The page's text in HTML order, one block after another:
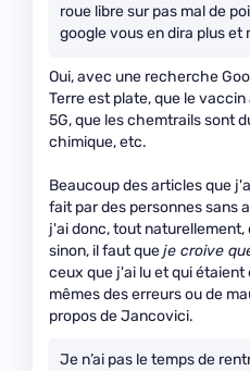
roue libre sur pas mal de
google vous en dira plus et
Oui, avec une recherche
Terre est plate, que le
5G, que les chemtrails sont
chimique, etc.
Beaucoup des articles que
fait par des personnes sans
j'ai donc, tout
sinon, il faut queje croive
ceux que j'ai lu et qui
mêmes des erreurs ou de
propos de Jancovici.
Je n’ai pas le temps de